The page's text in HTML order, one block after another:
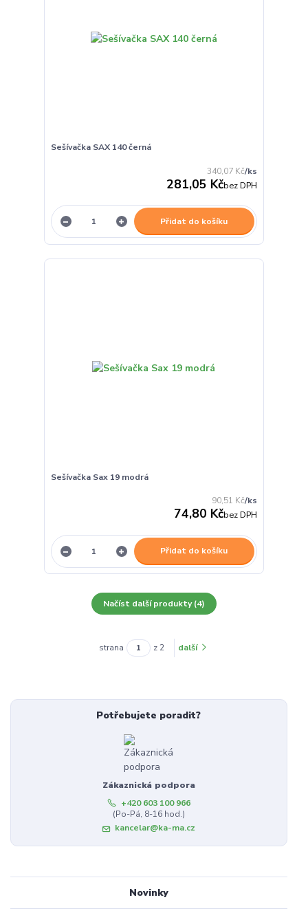
Sešívačka SAX 140 černá
340,07 Kč/ks
281,05 Kčbez DPH
Přidat do košíku
Sešívačka Sax 19 modrá
90,51 Kč/ks
74,80 Kčbez DPH
Přidat do košíku
Načíst další produkty (4)
strana z 2 další
Potřebujete poradit?
Zákaznická podpora
+420 603 100 966
(Po-Pá, 8-16 hod.)
kancelar@ka-ma.cz
Novinky